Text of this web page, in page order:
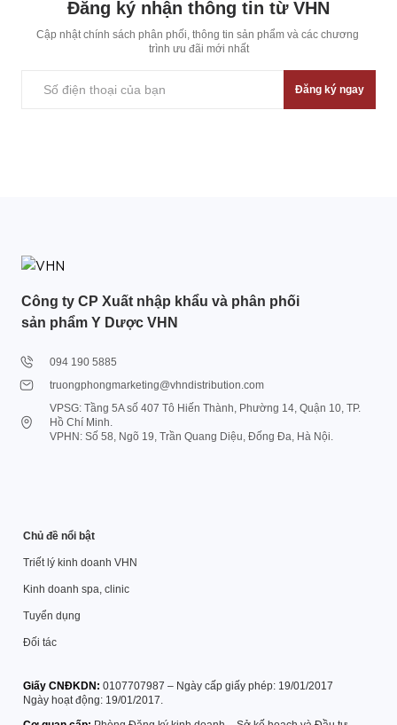
Đăng ký nhận thông tin từ VHN
Cập nhật chính sách phân phối, thông tin sản phẩm và các chương
trình ưu đãi mới nhất
Đăng ký ngay
Công ty CP Xuất nhập khẩu và phân phối
sản phẩm Y Dược VHN
094 190 5885
truongphongmarketing@vhndistribution.com
VPSG: Tầng 5A số 407 Tô Hiến Thành, Phường 14, Quận 10, TP.
Hồ Chí Minh.
VPHN: Số 58, Ngõ 19, Trần Quang Diệu, Đống Đa, Hà Nội.
Chủ đề nổi bật
Triết lý kinh doanh VHN
Kinh doanh spa, clinic
Tuyển dụng
Đối tác
Giấy CNĐKDN: 0107707987 – Ngày cấp giấy phép: 19/01/2017
Ngày hoạt động: 19/01/2017.